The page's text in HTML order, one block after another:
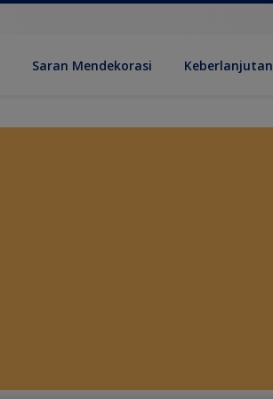
Saran Mendekorasi Keberlanjutan